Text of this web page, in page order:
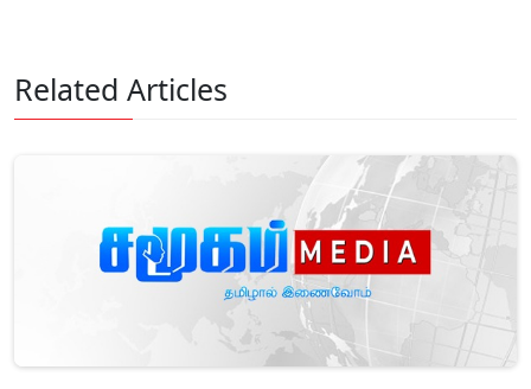
Related Articles